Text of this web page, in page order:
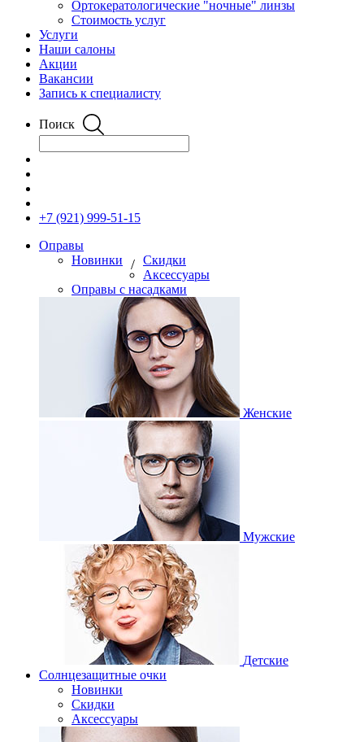
Ортокератологические "ночные" линзы
Стоимость услуг
Услуги
Наши салоны
Акции
Вакансии
Запись к специалисту
Поиск
+7 (921) 999-51-15
Оправы
Новинки
/ Скидки
Аксессуары
Оправы с насадками
Женские
Мужские
Детские
Солнцезащитные очки
Новинки
Скидки
Аксессуары